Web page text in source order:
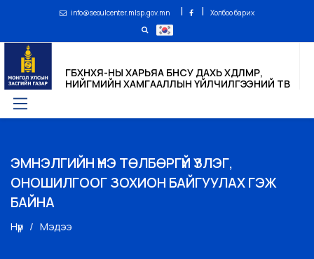
info@seoulcenter.mlsp.gov.mn | | Холбоо барих
ГБХНХЯ-НЫ ХАРЬЯА БНСУ ДАХЬ ХӨДӨЛМӨР,
НИЙГМИЙН ХАМГААЛЛЫН ҮЙЛЧИЛГЭЭНИЙ ТӨВ
ЭМНЭЛГИЙН ҮНЭ ТӨЛБӨРГҮЙ ҮЗЛЭГ,
ОНОШИЛГООГ ЗОХИОН БАЙГУУЛАХ ГЭЖ
БАЙНА
Нүүр Мэдээ